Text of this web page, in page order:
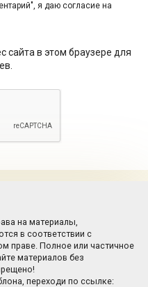
я даю согласие на
сайта в этом браузере для
на материалы,
в соответствии с
праве. Полное или частичное
материалов без
переходи по ссылке: